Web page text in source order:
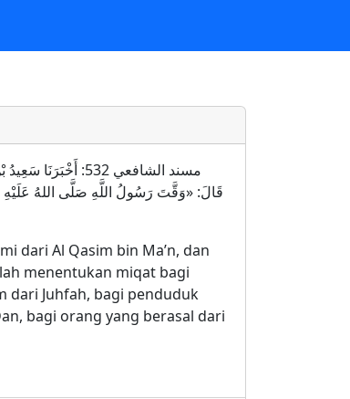
مسند الشافعي
قَالَ: «وَقَّتَ رَسُولُ اللَّهِ صَلَّى اللهُ عَلَيْهِ
dari Al Qasim bin Ma’n, dan
menentukan miqat bagi
dari Juhfah, bagi penduduk
bagi orang yang berasal dari